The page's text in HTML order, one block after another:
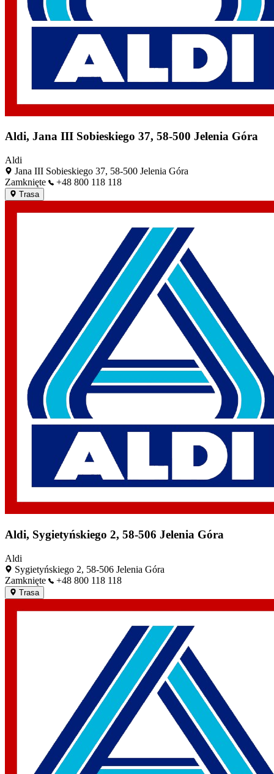
Aldi, Jana III Sobieskiego 37, 58-500 Jelenia Góra
Aldi
Jana III Sobieskiego 37, 58-500 Jelenia Góra
Zamknięte
+48 800 118 118
Trasa
Aldi, Sygietyńskiego 2, 58-506 Jelenia Góra
Aldi
Sygietyńskiego 2, 58-506 Jelenia Góra
Zamknięte
+48 800 118 118
Trasa